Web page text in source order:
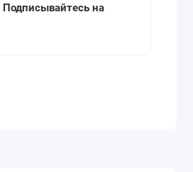
Подписывайтесь на